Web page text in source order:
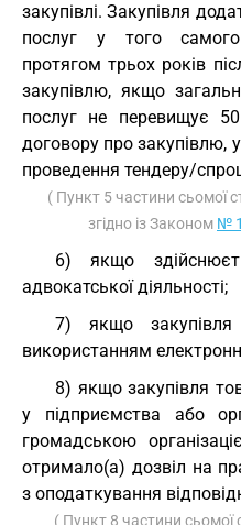
закупівлі. Закупівля
послуг у того самого
протягом трьох років
закупівлю, якщо
послуг не перевищує 50
договору про закупівлю,
проведення тендеру/
( Пункт 5 частини сьомої
згідно із Законом №
6) якщо
адвокатської діяльності;
7) якщо закупівля
використанням
8) якщо закупівля
у підприємства або
громадською
отримало(а) дозвіл на
з оподаткування
( Пункт 8 частини сьомої